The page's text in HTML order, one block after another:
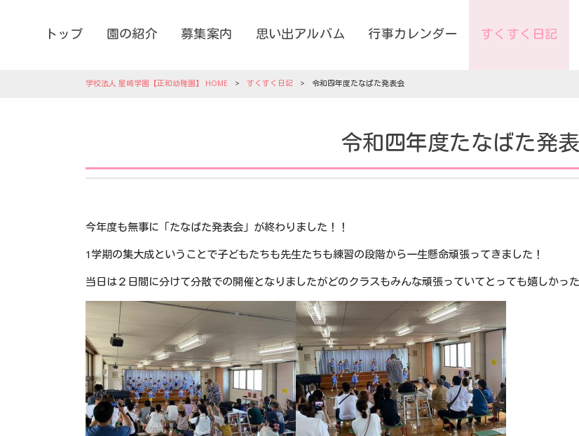
トップ 園の紹介 募集案内 思い出アルバム 行事カレンダー すくすく日記
学校法人 星崎学園【正和幼稚園】 HOME > すくすく日記 > 令和四年度たなばた発表会
令和四年度たなばた発
今年度も無事に「たなばた発表会」が終わりました！！
1学期の集大成ということで子どもたちも先生たちも練習の段階から一生懸命頑張ってきました！
当日は２日間に分けて分散での開催となりましたがどのクラスもみんな頑張っていてとっても嬉しかっ